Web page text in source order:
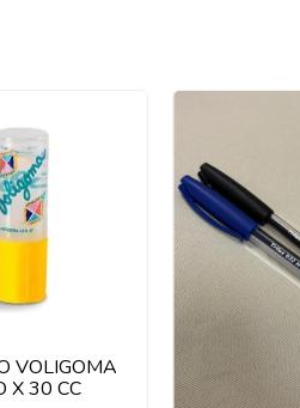
VOLIGOMA
X 30 CC